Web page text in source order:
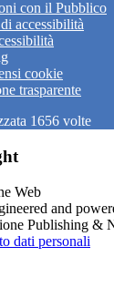
con il Pubblico
accessibilità
cookie
trasparente
1656 volte
and
Publishing &
dati personali